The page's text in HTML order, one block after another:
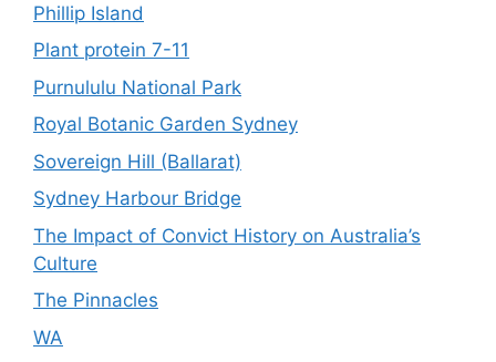
Phillip Island
Plant protein 7-11
Purnululu National Park
Royal Botanic Garden Sydney
Sovereign Hill (Ballarat)
Sydney Harbour Bridge
The Impact of Convict History on Australia’s
Culture
The Pinnacles
WA